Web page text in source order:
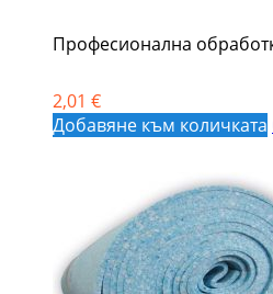
Професионална
2,01 €
Добавяне към количката